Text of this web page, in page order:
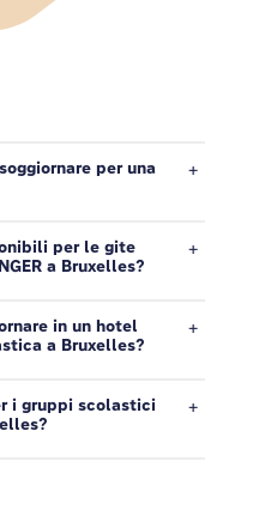
per una
per le gite
a Bruxelles?
in un hotel
a Bruxelles?
i gruppi scolastici